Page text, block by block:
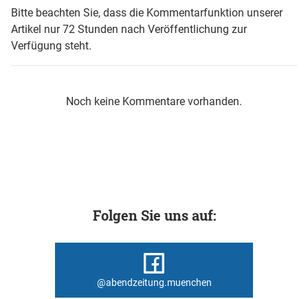
Bitte beachten Sie, dass die Kommentarfunktion unserer
Artikel nur 72 Stunden nach Veröffentlichung zur
Verfügung steht.
Noch keine Kommentare vorhanden.
Folgen Sie uns auf:
@abendzeitung.muenchen